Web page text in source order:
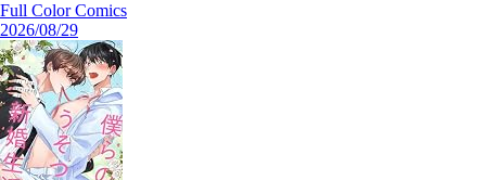
Full Color Comics
2026/08/29